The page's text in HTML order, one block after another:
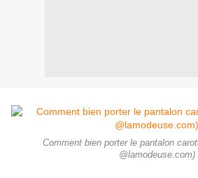
Comment bien porter le pantalon
@lamodeuse.com)